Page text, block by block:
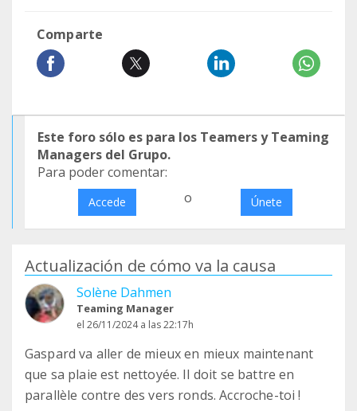
Comparte
Este foro sólo es para los Teamers y Teaming
Managers del Grupo.
Para poder comentar:
Accede o Únete
Actualización de cómo va la causa
Solène Dahmen
Teaming Manager
el 26/11/2024 a las 22:17h
Gaspard va aller de mieux en mieux maintenant
que sa plaie est nettoyée. Il doit se battre en
parallèle contre des vers ronds. Accroche-toi !